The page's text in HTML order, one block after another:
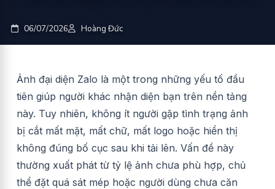
06/07/2026 Hoàng Đức
Ảnh đại diện Zalo là một trong những yếu tố đầu
tiên giúp người khác nhận diện bạn trên nền tảng
này. Tuy nhiên, không ít người gặp tình trạng ảnh
bị cắt mất mặt, mất chữ, mất logo hoặc hiển thị
không đúng bố cục sau khi tải lên. Vấn đề này
thường xuất phát từ tỷ lệ ảnh chưa phù hợp, chủ
thể đặt quá sát mép hoặc người dùng chưa căn